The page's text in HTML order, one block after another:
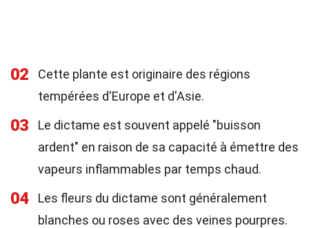
02
Cette plante est originaire des régions
tempérées d'Europe et d'Asie.
03
Le dictame est souvent appelé "buisson
ardent" en raison de sa capacité à émettre des
vapeurs inflammables par temps chaud.
04
Les fleurs du dictame sont généralement
blanches ou roses avec des veines pourpres.